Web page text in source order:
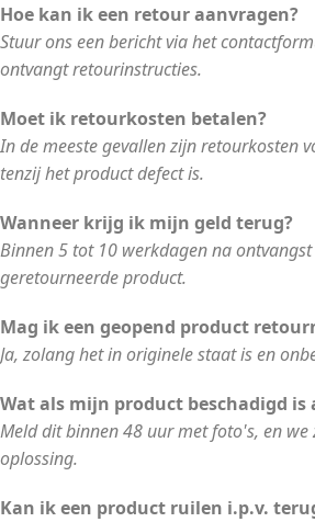
Hoe kan ik een retour aanvragen?
Stuur ons een bericht via het
ontvangt retourinstructies.
Moet ik retourkosten betalen?
In de meeste gevallen zijn retourkosten
tenzij het product defect is.
Wanneer krijg ik mijn geld terug?
Binnen 5 tot 10 werkdagen na
geretourneerde product.
Mag ik een geopend product
Ja, zolang het in originele staat is en
Wat als mijn product beschadigd is
Meld dit binnen 48 uur met foto's, en we
oplossing.
Kan ik een product ruilen i.p.v.